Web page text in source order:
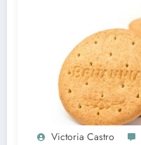
Victoria Castro